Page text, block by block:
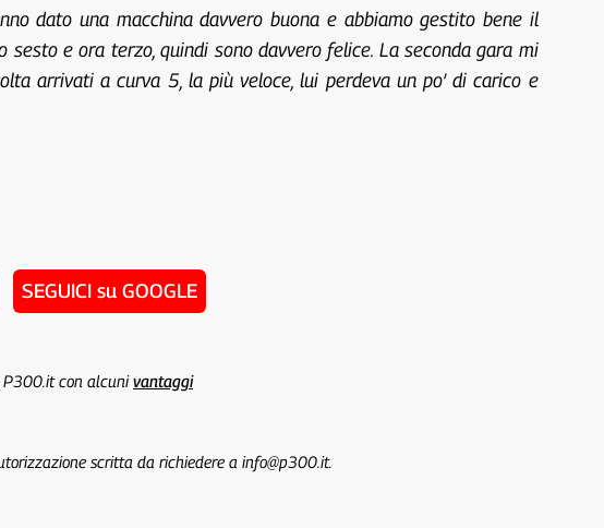
dato una macchina davvero buona e abbiamo gestito bene il
e ora terzo, quindi sono davvero felice. La seconda gara mi
arrivati a curva 5, la più veloce, lui perdeva un po’ di carico e
SEGUICI su GOOGLE
con alcunivantaggi
scritta da richiedere a info@p300.it.